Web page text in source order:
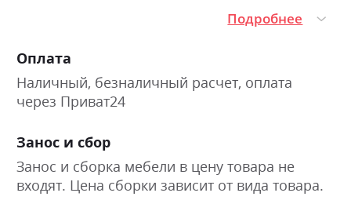
Подробнее
Оплата
Наличный, безналичный расчет, оплата
через Приват24
Занос и сбор
Занос и сборка мебели в цену товара не
входят. Цена сборки зависит от вида товара.